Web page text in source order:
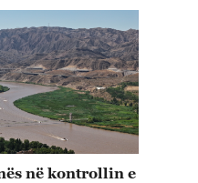
në kontrollin e